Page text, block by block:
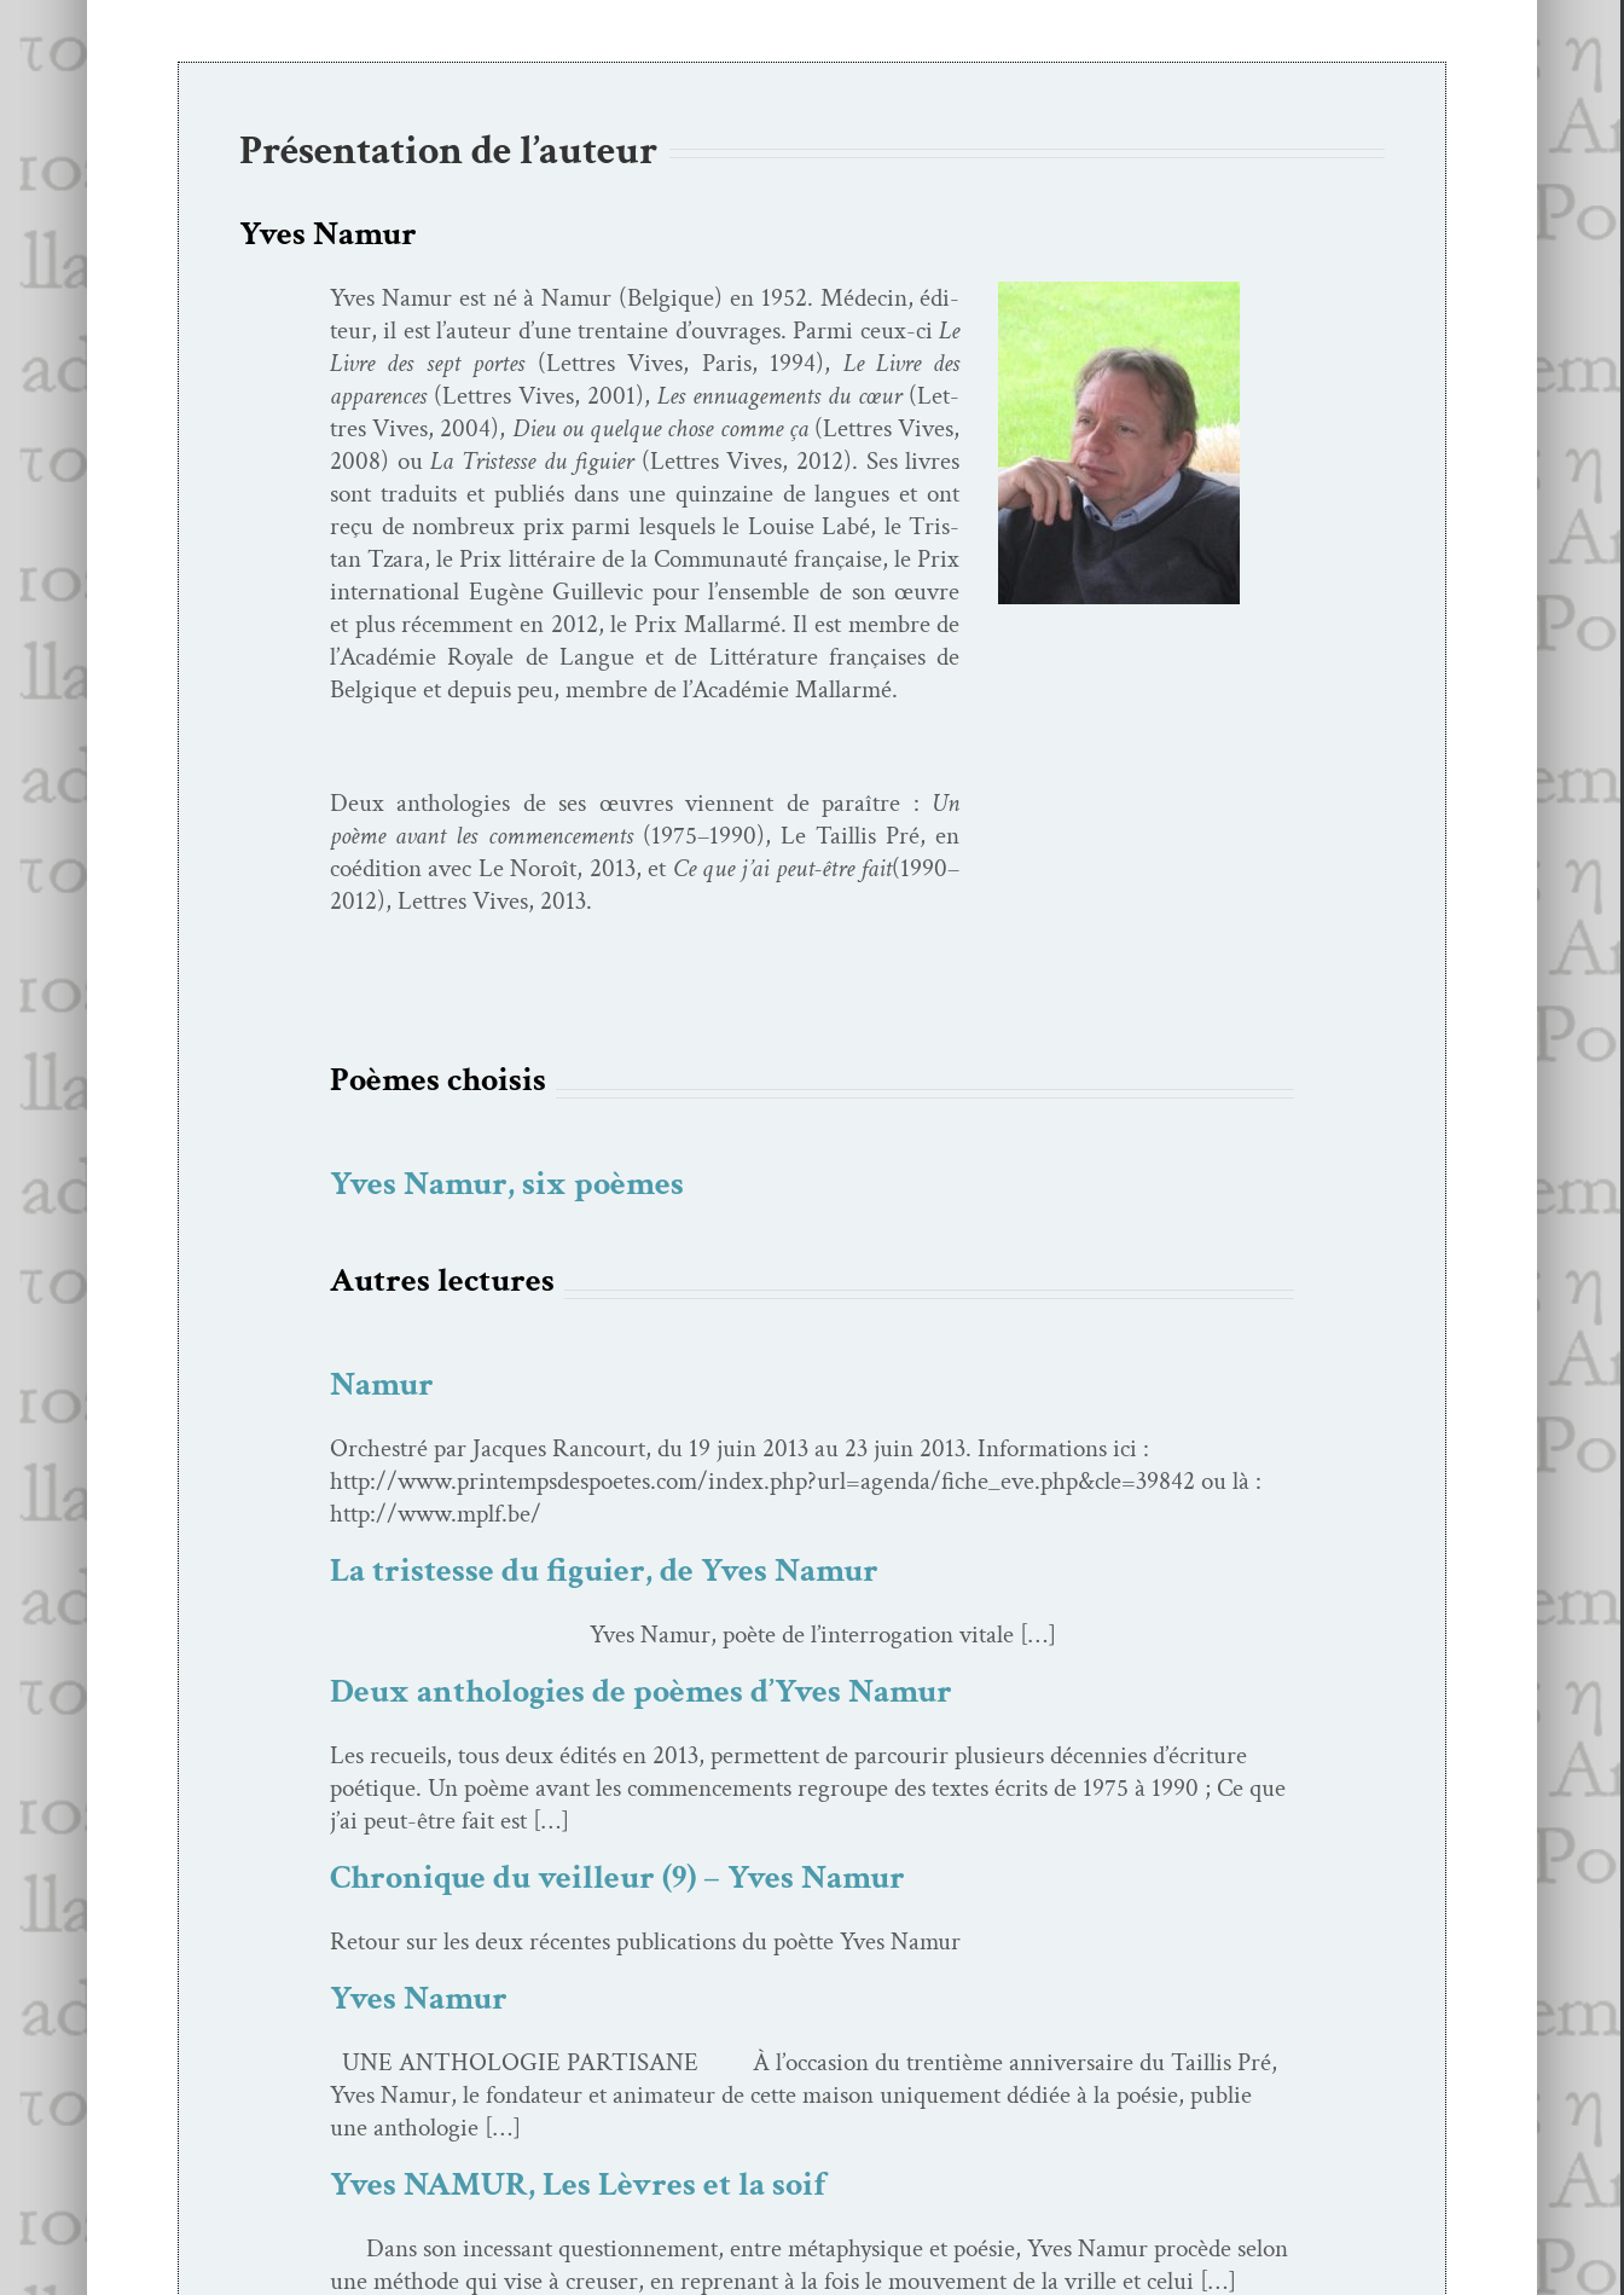
Présentation de l’auteur
Yves Namur
Yves Namur est né à Namur (Bel­gique) en 1952. Médecin, édi­
teur, il est l’auteur d’une trentaine d’ouvrages. Par­mi ceux-ciLe
Livre des sept portes (Let­tres Vives, Paris, 1994), Le Livre des
apparences (Let­tres Vives, 2001),Les ennu­age­ments du cœur(Let­
tres Vives, 2004), Dieu ou quelque chose comme ça (Let­tres Vives,
2008) ouLa Tristesse du figu­ier (Let­tres Vives, 2012). Ses livres
sont traduits et pub­liés dans une quin­zaine de langues et ont
reçu de nom­breux prix par­mi lesquels le Louise Labé, le Tris­
tan Tzara, le Prix lit­téraire de la Com­mu­nauté française, le Prix
inter­na­tion­al Eugène Guille­vic pour l’ensemble de son œuvre
et plus récem­ment en 2012, le Prix Mal­lar­mé. Il est mem­bre de
l’Académie Royale de Langue et de Lit­téra­ture français­es de
Bel­gique et depuis peu, mem­bre de l’Académie Mallarmé.
Deux antholo­gies de ses œuvres vien­nent de paraître : Un
poème avant les com­mence­ments (1975–1990), Le Tail­lis Pré, en
coédi­tion avec Le Noroît, 2013, et Ce que j’ai peut-être fait(1990–
2012), Let­tres Vives, 2013.
Poèmes choi­sis
Yves Namur, six poèmes
Autres lec­tures
Namur
Orchestré par Jacques Ran­court, du 19 juin 2013 au 23 juin 2013. Infor­ma­tions ici :
http://www.printempsdespoetes.com/index.php?url=agenda/fiche_eve.php&cle=39842 ou là :
http://www.mplf.be/
La tristesse du figuier, de Yves Namur
Yves Namur, poète de l’interrogation vitale […]
Deux anthologies de poèmes d’Yves Namur
Les recueils, tous deux édités en 2013, per­me­t­tent de par­courir plusieurs décen­nies d’écriture
poé­tique. Un poème avant les com­mence­ments regroupe des textes écrits de 1975 à 1990 ; Ce que
j’ai peut-être fait est […]
Chronique du veilleur (9) – Yves Namur
Retour sur les deux récentes pub­li­ca­tions du poètte Yves Namur
Yves Namur
UNE ANTHOLOGIE PARTISANE À l’occasion du tren­tième anniver­saire du Tail­lis Pré,
Yves Namur, le fon­da­teur et ani­ma­teur de cette mai­son unique­ment dédiée à la poésie, pub­lie
une anthologie […]
Yves NAMUR, Les Lèvres et la soif
Dans son inces­sant ques­tion­nement, entre méta­physique et poésie, Yves Namur procède selon
une méth­ode qui vise à creuser, en reprenant à la fois le mou­ve­ment de la vrille et celui […]